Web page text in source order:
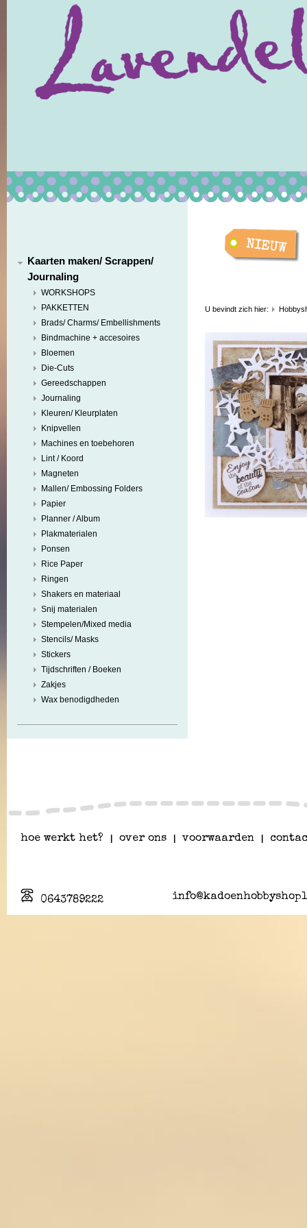
Kaarten maken/ Scrappen/
Journaling
WORKSHOPS
PAKKETTEN
Brads/ Charms/ Embellishments
Bindmachine + accesoires
Bloemen
Die-Cuts
Gereedschappen
Journaling
Kleuren/ Kleurplaten
Knipvellen
Machines en toebehoren
Lint / Koord
Magneten
Mallen/ Embossing Folders
Papier
Planner / Album
Plakmaterialen
Ponsen
Rice Paper
Ringen
Shakers en materiaal
Snij materialen
Stempelen/Mixed media
Stencils/ Masks
Stickers
Tijdschriften / Boeken
Zakjes
Wax benodigdheden
U bevindt zich hier:
hoe werkt het? over ons voorwaarden
0643789222